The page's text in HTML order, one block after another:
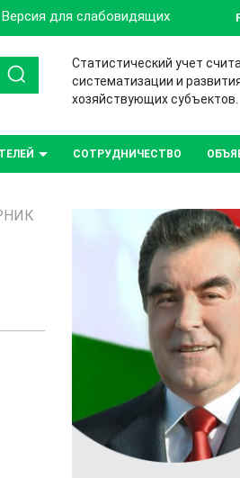
Версия для слабовидящих
Статистический учет
систематизации и
хозяйствующих субъектов.
СОТРУДНИЧЕСТВО